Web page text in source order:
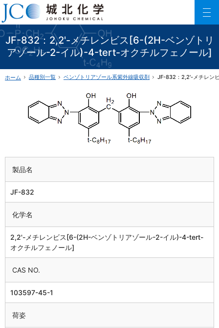
JF-832：2,2'-メチレンビス[6-(2H-ベンゾトリ
アゾール-2-イル)-4-tert-オクチルフェノール]
150以上に及ぶリン酸エステル化合物を利用した製品数でご要望にお応えします。
ファインケミカル製品の専門メーカー 城北化学工業株式会社
ホーム 品種別一覧 ベンゾトリアゾール系紫外線吸収剤 JF-832：2,2'-メチレン
製品名
JF-832
化学名
2,2'-メチレンビス[6-(2H-ベンゾトリアゾール-2-イル)-4-tert-
オクチルフェノール]
CAS NO.
103597-45-1
荷姿